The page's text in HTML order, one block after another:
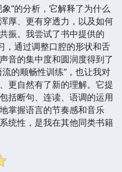
”的分析，它解释了为什么
厚、更有穿透力，以及如何
振。我尝试了书中提供的
，通过调整口腔的形状和舌
音的集中度和圆润度得到了
的顺畅性训练”，也让我对
更自然有了新的理解。它提
括断句、连读、语调的运用
掌握语言的节奏感和音乐
统性，是我在其他同类书籍